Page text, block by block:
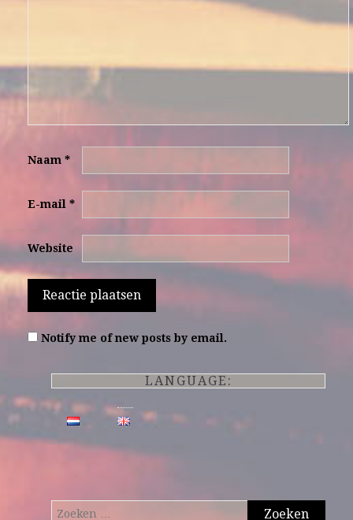
Naam *
E-mail *
Website
Notify me of new posts by email.
LANGUAGE:
Zoeken